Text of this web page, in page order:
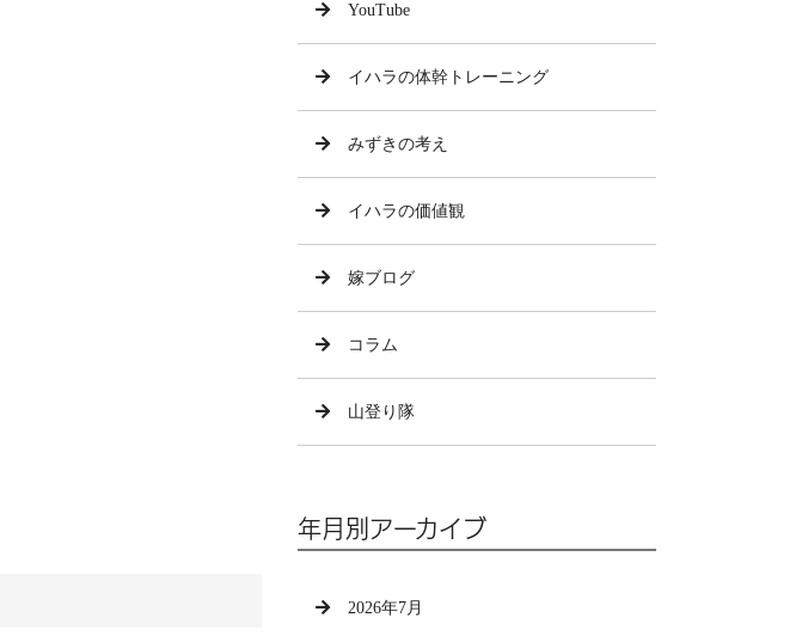
YouTube
イハラの体幹トレーニング
みずきの考え
イハラの価値観
嫁ブログ
コラム
山登り隊
年月別アーカイブ
2026年7月